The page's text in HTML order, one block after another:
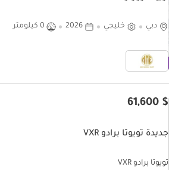
دبي خليجي 2026 0 كيلومتر
$ 61,600
جديدة تويوتا برادو VXR
تويوتا برادو VXR